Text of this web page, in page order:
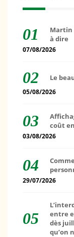
Martin
à dire
07/08/2026
Le
05/08/2026
coût
03/08/2026
29/07/2026
entre
dès
qu’on